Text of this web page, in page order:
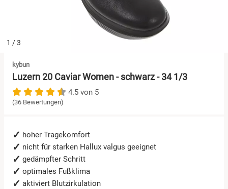
1 /3
kybun
Luzern 20 Caviar Women - schwarz - 34 1/3
4.5 von 5
(36 Bewertungen)
hoher Tragekomfort
nicht für starken Hallux valgus geeignet
gedämpfter Schritt
optimales Fußklima
aktiviert Blutzirkulation
Pantoletten
Sandalen
Schuhe mit Klettverschluss
Wanderschuhe
Übungen auf der kybun Matte